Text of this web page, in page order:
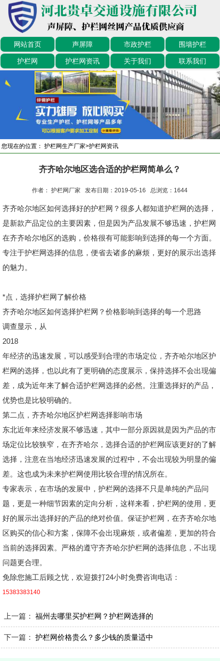
网站首页 声屏障 市政护栏 围墙护栏
护栏网 护栏网资讯 关于我们 联系我们
您现在的位置： 护栏网生产厂家>护栏网资讯
齐齐哈尔地区选合适的护栏网简单么？
作者： 护栏网厂家 发布日期：2019-05-16 总浏览： 1644
齐齐哈尔地区如何选择好的护栏网？很多人都知道护栏网的选择，
是新款产品定位的主要因素，但是因为产品发展不够迅速，护栏网
在齐齐哈尔地区的选购，价格很有可能影响到选择的每一个方面。
专注于护栏网选择的信息，便省去诸多的麻烦，更好的展示出选择
的魅力。
*点，选择护栏网了解价格
齐齐哈尔地区如何选择护栏网？价格影响到选择的每一个思路
调查显示，从
2018
年经济的迅速发展，可以感受到合理的市场定位，齐齐哈尔地区护
栏网的选择，也以此有了更明确的态度展示，保持选择不会出现偏
差，成为近年来了解合适护栏网选择的必然。注重选择好的产品，
优势也是比较明确的。
第二点，齐齐哈尔地区护栏网选择影响市场
东北近年来经济发展不够迅速，其中一部分原因就是因为产品的市
场定位比较狭窄，在齐齐哈尔，选择合适的护栏网应该更好的了解
选择，注意在当地经济迅速发展的过程中，不会出现较为明显的偏
差。这也成为未来护栏网使用比较合理的情况所在。
专家表示，在市场的发展中，护栏网的选择不只是单纯的产品问
题，更是一种细节因素的定向分析，这样来看，护栏网的使用，更
好的展示出选择好的产品的绝对价值。保证护栏网，在齐齐哈尔地
区购买的信心和方案，保障不会出现麻烦，或者偏差，更加的符合
当前的选择因素。严格的遵守齐齐哈尔护栏网的选择信息，不出现
问题更合理。
免除您施工后顾之忧，欢迎拨打24小时免费咨询电话：
15383383140
上一篇：福州去哪里买护栏网？护栏网选择的
下一篇：护栏网价格贵么？多少钱的质量适中